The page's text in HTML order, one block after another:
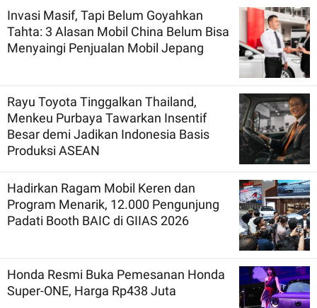
Invasi Masif, Tapi Belum Goyahkan
Tahta: 3 Alasan Mobil China Belum Bisa
Menyaingi Penjualan Mobil Jepang
Rayu Toyota Tinggalkan Thailand,
Menkeu Purbaya Tawarkan Insentif
Besar demi Jadikan Indonesia Basis
Produksi ASEAN
Hadirkan Ragam Mobil Keren dan
Program Menarik, 12.000 Pengunjung
Padati Booth BAIC di GIIAS 2026
Honda Resmi Buka Pemesanan Honda
Super-ONE, Harga Rp438 Juta